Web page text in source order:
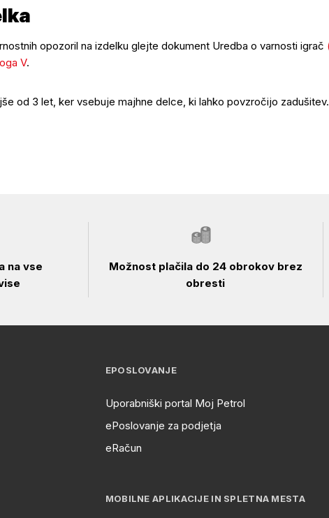
opozoril na izdelku glejte dokument Uredba o varnosti igrač
V.
od 3 let, ker vsebuje majhne delce, ki lahko povzročijo zadušitev.
na vse
Možnost plačila do 24 obrokov brez
obresti
EPOSLOVANJE
Uporabniški portal Moj Petrol
ePoslovanje za podjetja
eRačun
MOBILNE APLIKACIJE IN SPLETNA MESTA